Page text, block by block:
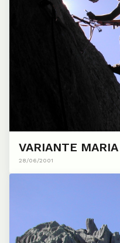
VARIANTE
28/06/2001